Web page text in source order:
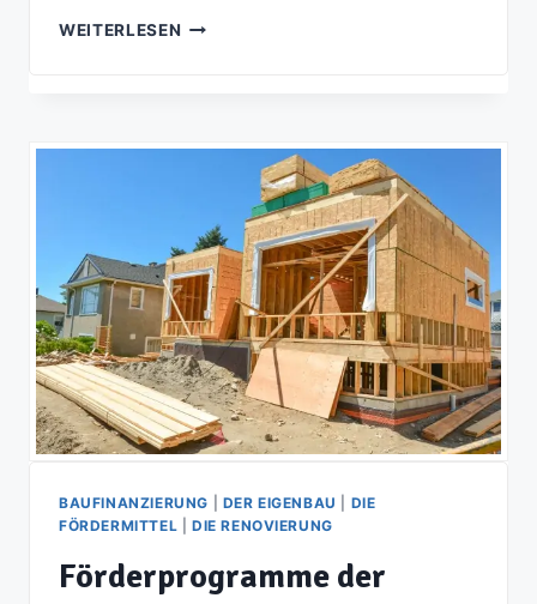
WEITERLESEN RATGEBER:
OHNUNG S
BAUFINANZIERUNG DER EIGENBAU
DIE
FÖRDERMITTEL
DIE RENOVIERUNG
Förderprogramme der